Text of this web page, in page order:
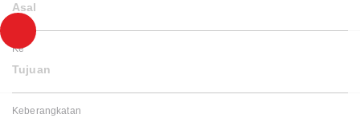
Asal
Ke
Tujuan
Keberangkatan